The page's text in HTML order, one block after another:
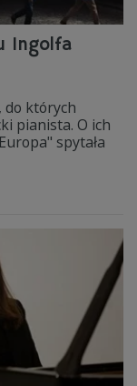
Ingolfa
do których
pianista. O ich
spytała